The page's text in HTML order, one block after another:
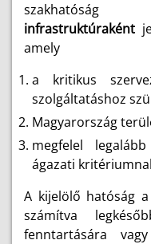
infrastruktúraként
amely
a kritikus
szolgáltatáshoz
Magyarország
megfelel
ágazati
A kijelölő hatóság
számítva
fenntartására